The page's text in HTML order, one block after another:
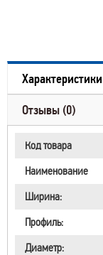
Характеристики
Отзывы (0)
Код товара
Наименование
Ширина:
Профиль:
Диаметр: